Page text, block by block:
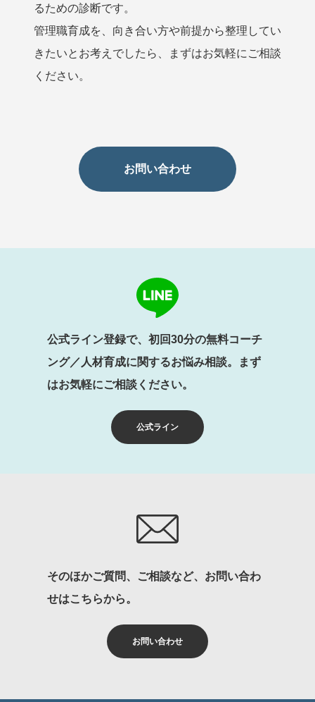
るための診断です。
管理職育成を、向き合い方や前提から整理してい
きたいとお考えでしたら、まずはお気軽にご相談
ください。
お問い合わせ
公式ライン
公式ライン登録で、初回30分の無料コーチ
ング／人材育成に関するお悩み相談。まず
はお気軽にご相談ください。
お問い合わせ
そのほかご質問、ご相談など、お問い合わ
せはこちらから。